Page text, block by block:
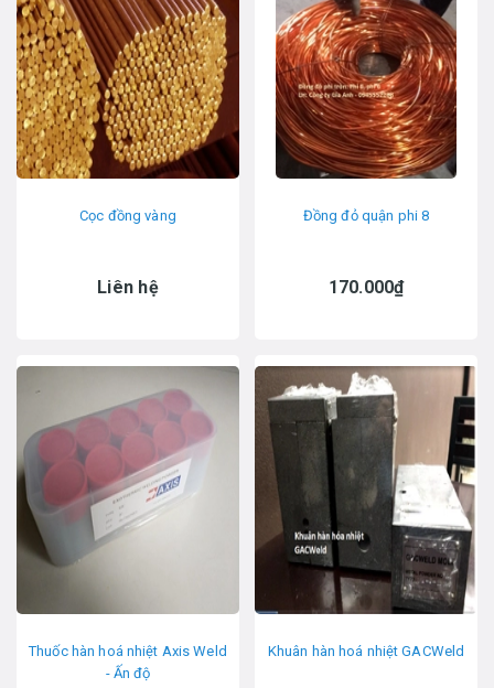
Cọc đồng vàng
Liên hệ
Đồng đỏ quận phi 8
170.000₫
Thuốc hàn hoá nhiệt Axis Weld
- Ấn độ
Khuân hàn hoá nhiệt GACWeld